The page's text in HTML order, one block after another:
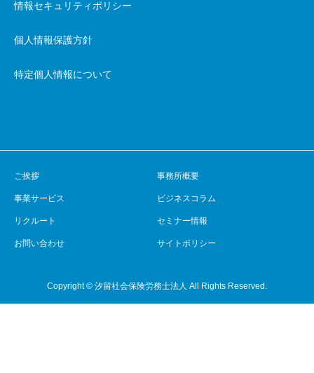
情報セキュリティポリシー
個人情報保護方針
特定個人情報について
ご挨拶 事務所概要
事業サービス ビジネスコラム
リクルート セミナー情報
お問い合わせ サイトポリシー
Copyright © 汐留社会保険労務士法人 All Rights Reserved.